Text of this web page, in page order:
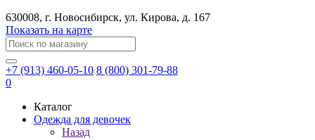
630008, г. Новосибирск, ул. Кирова, д. 167
Показать на карте
+7 (913) 460-05-10 8 (800) 301-79-88
0
Каталог
Одежда для девочек
Назад